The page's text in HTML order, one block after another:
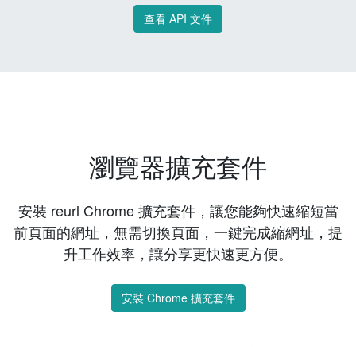
查看 API 文件
瀏覽器擴充套件
安裝 reurl Chrome 擴充套件，讓您能夠快速縮短當
前頁面的網址，無需切換頁面，一鍵完成縮網址，提
升工作效率，讓分享更快速更方便。
安裝 Chrome 擴充套件